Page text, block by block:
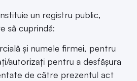
un registru public,
să cuprindă:
și numele firmei, pentru
autorizați pentru a desfășura
de către prezentul act